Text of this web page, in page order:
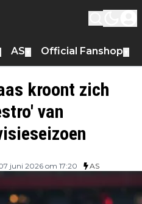
AS Official Fanshop
kroont zich
van
juni 2026 om 17:20 AS